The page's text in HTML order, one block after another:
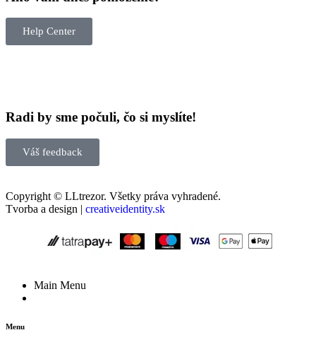
Help Center
Radi by sme počuli, čo si myslíte!
Váš feedback
Copyright © LLtrezor. Všetky práva vyhradené.
Tvorba a design | creativeidentity.sk
Main Menu
Menu